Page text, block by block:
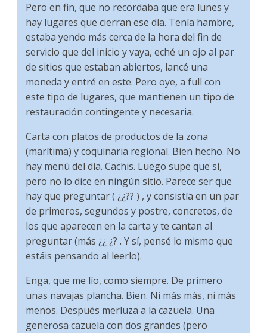
Pero en fin, que no recordaba que era lunes y
hay lugares que cierran ese día. Tenía hambre,
estaba yendo más cerca de la hora del fin de
servicio que del inicio y vaya, eché un ojo al par
de sitios que estaban abiertos, lancé una
moneda y entré en este. Pero oye, a full con
este tipo de lugares, que mantienen un tipo de
restauración contingente y necesaria.
Carta con platos de productos de la zona
(marítima) y coquinaria regional. Bien hecho. No
hay menú del día. Cachis. Luego supe que sí,
pero no lo dice en ningún sitio. Parece ser que
hay que preguntar ( ¿¿?? ) , y consistía en un par
de primeros, segundos y postre, concretos, de
los que aparecen en la carta y te cantan al
preguntar (más ¿¿ ¿? . Y sí, pensé lo mismo que
estáis pensando al leerlo).
Enga, que me lío, como siempre. De primero
unas navajas plancha. Bien. Ni más más, ni más
menos. Después merluza a la cazuela. Una
generosa cazuela con dos grandes (pero